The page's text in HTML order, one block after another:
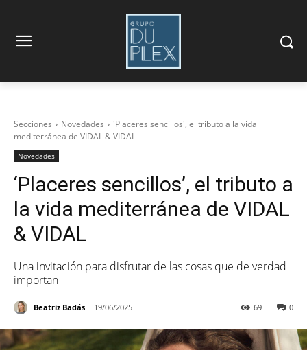
Secciones Novedades
'Placeres sencillos', el tributo a la vida
mediterránea de VIDAL & VIDAL
Novedades
‘Placeres sencillos’, el tributo a
la vida mediterránea de VIDAL
& VIDAL
Una invitación para disfrutar de las cosas que de verdad
importan
Beatriz Badás 19/06/2025 0
69